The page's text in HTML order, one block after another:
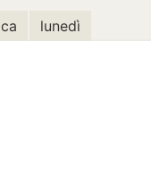
lunedì